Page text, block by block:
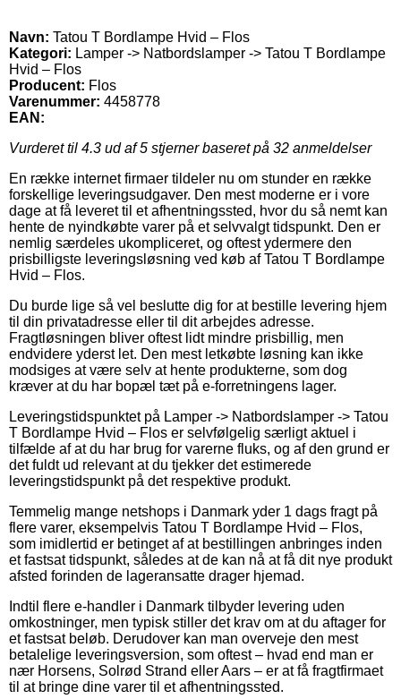
Navn: Tatou T Bordlampe Hvid – Flos
Kategori: Lamper -> Natbordslamper -> Tatou T Bordlampe
Hvid – Flos
Producent: Flos
Varenummer: 4458778
EAN:
Vurderet til 4.3 ud af 5 stjerner baseret på 32 anmeldelser
En række internet firmaer tildeler nu om stunder en række
forskellige leveringsudgaver. Den mest moderne er i vore
dage at få leveret til et afhentningssted, hvor du så nemt kan
hente de nyindkøbte varer på et selvvalgt tidspunkt. Den er
nemlig særdeles ukompliceret, og oftest ydermere den
prisbilligste leveringsløsning ved køb af Tatou T Bordlampe
Hvid – Flos.
Du burde lige så vel beslutte dig for at bestille levering hjem
til din privatadresse eller til dit arbejdes adresse.
Fragtløsningen bliver oftest lidt mindre prisbillig, men
endvidere yderst let. Den mest letkøbte løsning kan ikke
modsiges at være selv at hente produkterne, som dog
kræver at du har bopæl tæt på e-forretningens lager.
Leveringstidspunktet på Lamper -> Natbordslamper -> Tatou
T Bordlampe Hvid – Flos er selvfølgelig særligt aktuel i
tilfælde af at du har brug for varerne fluks, og af den grund er
det fuldt ud relevant at du tjekker det estimerede
leveringstidspunkt på det respektive produkt.
Temmelig mange netshops i Danmark yder 1 dags fragt på
flere varer, eksempelvis Tatou T Bordlampe Hvid – Flos,
som imidlertid er betinget af at bestillingen anbringes inden
et fastsat tidspunkt, således at de kan nå at få dit nye produkt
afsted forinden de lageransatte drager hjemad.
Indtil flere e-handler i Danmark tilbyder levering uden
omkostninger, men typisk stiller det krav om at du aftager for
et fastsat beløb. Derudover kan man overveje den mest
betalelige leveringsversion, som oftest – hvad end man er
nær Horsens, Solrød Strand eller Aars – er at få fragtfirmaet
til at bringe dine varer til et afhentningssted.